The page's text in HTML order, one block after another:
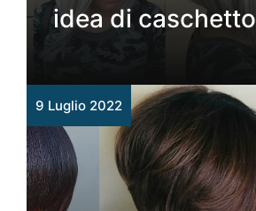
idea di caschetto
9 Luglio 2022